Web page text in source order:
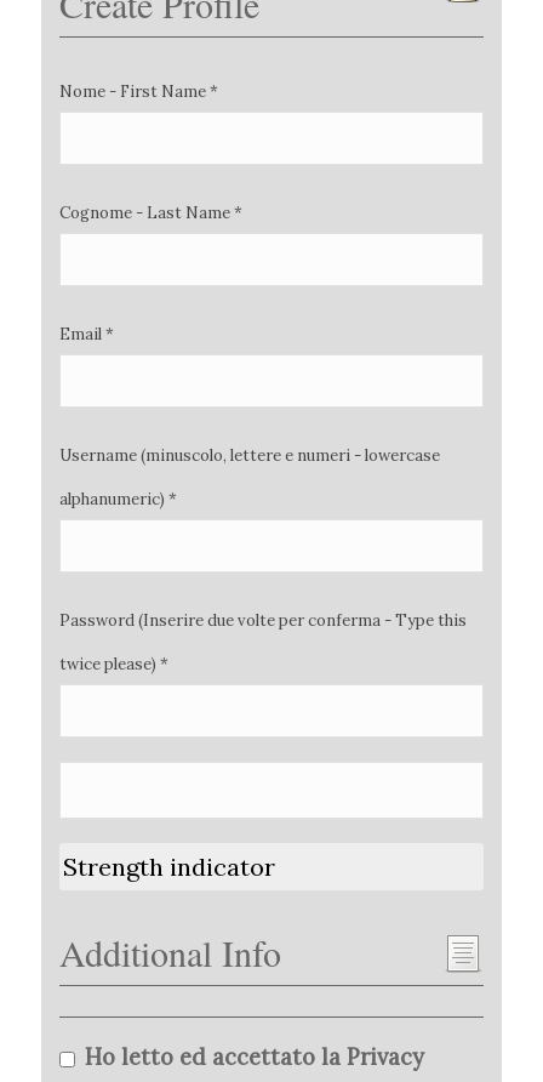
Nome - First Name *
Cognome - Last Name *
Email *
Username (minuscolo, lettere e numeri - lowercase
alphanumeric) *
Password (Inserire due volte per conferma - Type this
twice please) *
Strength indicator
Additional Info
Ho letto ed accettato la Privacy